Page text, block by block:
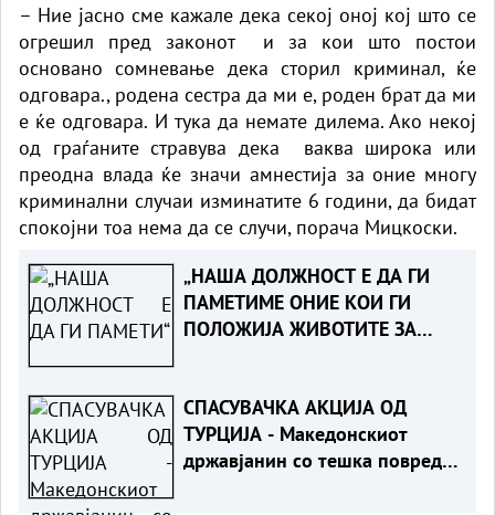
– Ние јасно сме кажале дека секој оној кој што се
огрешил пред законот и за кои што постои
основано сомневање дека сторил криминал, ќе
одговара., родена сестра да ми е, роден брат да ми
е ќе одговара. И тука да немате дилема. Ако некој
од граѓаните стравува дека ваква широка или
преодна влада ќе значи амнестија за оние многу
криминални случаи изминатите 6 години, да бидат
спокојни тоа нема да се случи, порача Мицкоски.
„НАША ДОЛЖНОСТ Е ДА ГИ
ПАМЕТИМЕ ОНИЕ КОИ ГИ
ПОЛОЖИЈА ЖИВОТИТЕ ЗА
од Карпалак
СПАСУВАЧКА АКЦИЈА ОД
ТУРЦИЈА - Македонскиот
државјанин со тешка повреда